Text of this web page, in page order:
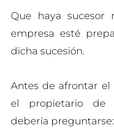
Que haya sucesor
empresa esté
dicha sucesión.
Antes de afrontar el
el propietario de
debería preguntarse: